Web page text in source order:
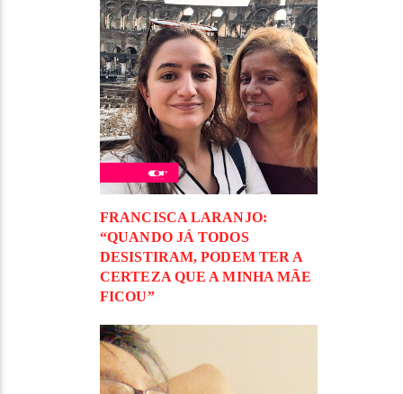
FRANCISCA LARANJO:
“QUANDO JÁ TODOS
DESISTIRAM, PODEM TER A
CERTEZA QUE A MINHA MÃE
FICOU”